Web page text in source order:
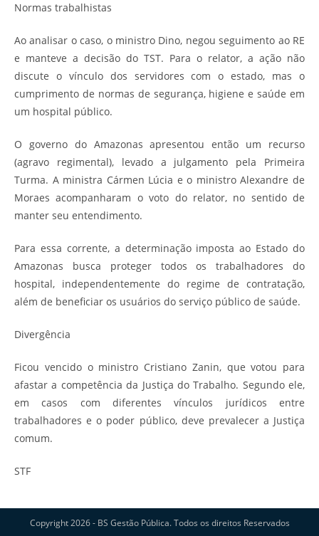
Normas trabalhistas
Ao analisar o caso, o ministro Dino, negou seguimento ao RE
e manteve a decisão do TST. Para o relator, a ação não
discute o vínculo dos servidores com o estado, mas o
cumprimento de normas de segurança, higiene e saúde em
um hospital público.
O governo do Amazonas apresentou então um recurso
(agravo regimental), levado a julgamento pela Primeira
Turma. A ministra Cármen Lúcia e o ministro Alexandre de
Moraes acompanharam o voto do relator, no sentido de
manter seu entendimento.
Para essa corrente, a determinação imposta ao Estado do
Amazonas busca proteger todos os trabalhadores do
hospital, independentemente do regime de contratação,
além de beneficiar os usuários do serviço público de saúde.
Divergência
Ficou vencido o ministro Cristiano Zanin, que votou para
afastar a competência da Justiça do Trabalho. Segundo ele,
em casos com diferentes vínculos jurídicos entre
trabalhadores e o poder público, deve prevalecer a Justiça
comum.
STF
Copyright 2026 - BS Gestão Pública. Todos os direitos Reservados